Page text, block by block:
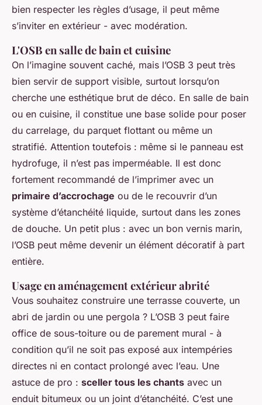
bien respecter les règles d’usage, il peut même
s’inviter en extérieur - avec modération.
L'OSB en salle de bain et cuisine
On l’imagine souvent caché, mais l’OSB 3 peut très
bien servir de support visible, surtout lorsqu’on
cherche une esthétique brut de déco. En salle de bain
ou en cuisine, il constitue une base solide pour poser
du carrelage, du parquet flottant ou même un
stratifié. Attention toutefois : même si le panneau est
hydrofuge, il n’est pas imperméable. Il est donc
fortement recommandé de l’imprimer avec un
primaire d’accrochage ou de le recouvrir d’un
système d’étanchéité liquide, surtout dans les zones
de douche. Un petit plus : avec un bon vernis marin,
l’OSB peut même devenir un élément décoratif à part
entière.
Usage en aménagement extérieur abrité
Vous souhaitez construire une terrasse couverte, un
abri de jardin ou une pergola ? L’OSB 3 peut faire
office de sous-toiture ou de parement mural - à
condition qu’il ne soit pas exposé aux intempéries
directes ni en contact prolongé avec l’eau. Une
astuce de pro : sceller tous les chants avec un
enduit bitumeux ou un joint d’étanchéité. C’est une